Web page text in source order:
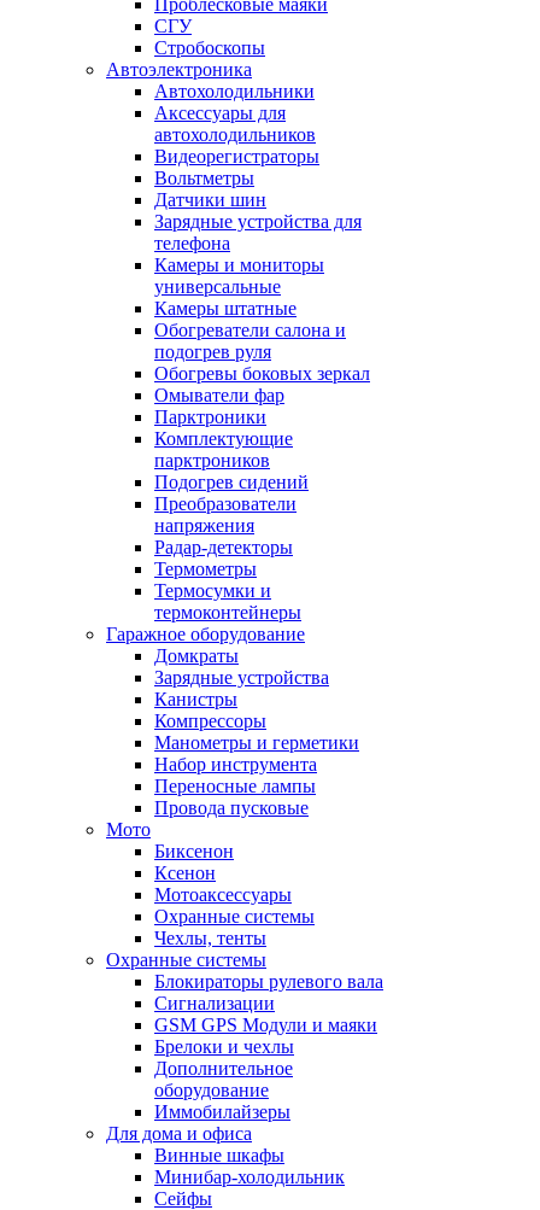
СГУ
Стробоскопы
Автоэлектроника
Автохолодильники
Аксессуары для
автохолодильников
Видеорегистраторы
Вольтметры
Датчики шин
Зарядные устройства для
телефона
Камеры и мониторы
универсальные
Камеры штатные
Обогреватели салона и
подогрев руля
Обогревы боковых зеркал
Омыватели фар
Парктроники
Комплектующие
парктроников
Подогрев сидений
Преобразователи
напряжения
Радар-детекторы
Термометры
Термосумки и
термоконтейнеры
Гаражное оборудование
Домкраты
Зарядные устройства
Канистры
Компрессоры
Манометры и герметики
Набор инструмента
Переносные лампы
Провода пусковые
Мото
Биксенон
Ксенон
Мотоаксессуары
Охранные системы
Чехлы, тенты
Охранные системы
Блокираторы рулевого вала
Сигнализации
GSM GPS Модули и маяки
Брелоки и чехлы
Дополнительное
оборудование
Иммобилайзеры
Для дома и офиса
Винные шкафы
Минибар-холодильник
Сейфы